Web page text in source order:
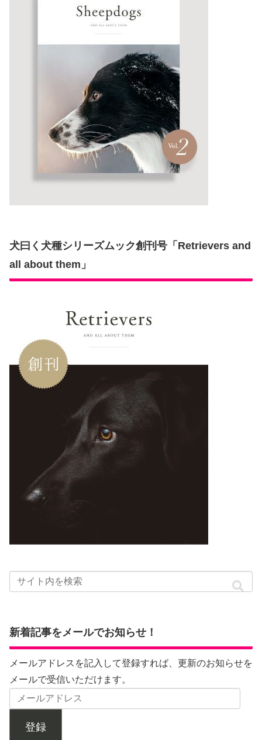
犬曰く犬種シリーズムック創刊号「Retrievers and
all about them」
新着記事をメールでお知らせ！
メールアドレスを記入して登録すれば、更新のお知らせを
メールで受信いただけます。
登録